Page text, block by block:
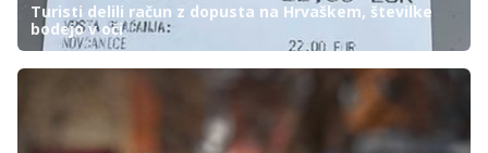
Turisti delili račun z dopusta na Hrvaškem, številke
bodejo v oči